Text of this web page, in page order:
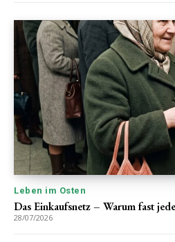
Leben im Osten
Das Einkaufsnetz – Warum fast
28/07/2026